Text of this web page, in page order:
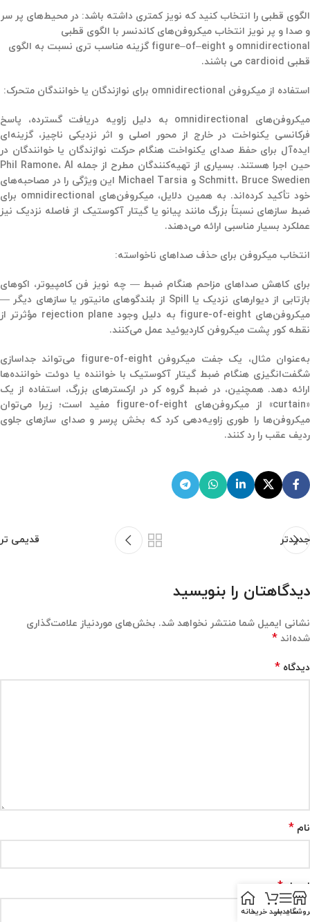
الگوی قطبی را انتخاب کنید که نویز کمتری داشته باشد: در محیط‌های پر سر
و صدا و پر نویز انتخاب میکروفن‌های کاندنسر با الگوی قطبی
omnidirectional و figure–of–eight گزینه مناسب تری نسبت به الگوی
قطبی cardioid می باشند.
استفاده از میکروفن omnidirectional برای نوازندگان یا خوانندگان متحرک:
میکروفن‌های omnidirectional به دلیل
زاویه دریافت گسترده، پاسخ
فرکانسی یکنواخت در خارج از محور اصلی و اثر نزدیکی ناچیز، گزینه‌ای
ایده‌آل برای حفظ صدای یکنواخت هنگام حرکت نوازندگان یا خوانندگان در
حین اجرا هستند. بسیاری از تهیه‌کنندگان مطرح از جمله Phil Ramone، Al
Schmitt، Bruce Swedien و Michael Tarsia این ویژگی را در مصاحبه‌های
خود تأکید کرده‌اند. به همین دلایل، میکروفن‌های omnidirectional برای
ضبط سازهای نسبتاً بزرگ مانند پیانو یا گیتار آکوستیک از فاصله نزدیک نیز
عملکرد بسیار مناسبی ارائه می‌دهند.
انتخاب میکروفن برای حذف صداهای ناخواسته:
برای کاهش صداهای مزاحم هنگام ضبط — چه نویز فن کامپیوتر، اکوهای
بازتابی از دیوارهای نزدیک یا Spill از بلندگوهای مانیتور یا سازهای دیگر —
میکروفن‌های figure-of-eight
به دلیل
وجود rejection plane مؤثرتر از
نقطه کور پشت میکروفن کاردیوئید عمل می‌کنند.
به‌عنوان مثال، یک جفت میکروفن figure-of-eight می‌تواند جداسازی
شگفت‌انگیزی هنگام ضبط گیتار آکوستیک با خواننده یا دوئت خواننده‌ها
ارائه دهد. همچنین، در ضبط گروه کر در ارکسترهای بزرگ، استفاده از یک
«curtain» از میکروفن‌های figure-of-eight مفید است؛ زیرا می‌توان
میکروفن‌ها را طوری زاویه‌دهی کرد که بخش پرسر و صدای سازهای جلوی
ردیف عقب را رد کنند.
جدیدتر قدیمی تر
دیدگاهتان را بنویسید
نشانی ایمیل شما منتشر نخواهد شد. بخش‌های موردنیاز علامت‌گذاری
شده‌اند *
دیدگاه *
نام *
ایمیل *
سایدبارسبد خریدخانه